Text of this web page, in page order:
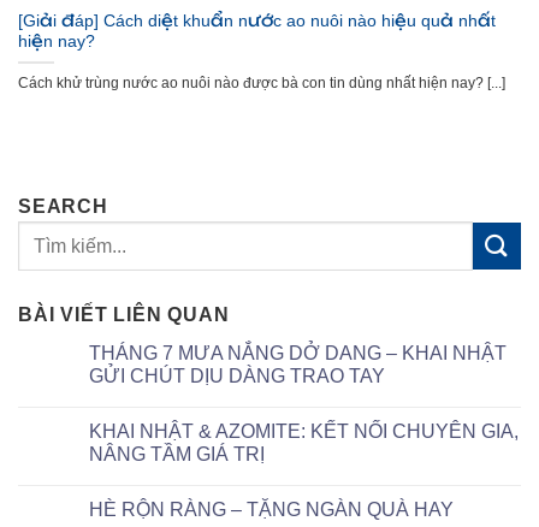
[Giải đáp] Cách diệt khuẩn nước ao nuôi nào hiệu quả nhất
hiện nay?
Cách khử trùng nước ao nuôi nào được bà con tin dùng nhất hiện nay? [...]
SEARCH
BÀI VIẾT LIÊN QUAN
THÁNG 7 MƯA NẮNG DỞ DANG – KHAI NHẬT
GỬI CHÚT DỊU DÀNG TRAO TAY
KHAI NHẬT & AZOMITE: KẾT NỐI CHUYÊN GIA,
NÂNG TẦM GIÁ TRỊ
HÈ RỘN RÀNG – TẶNG NGÀN QUÀ HAY